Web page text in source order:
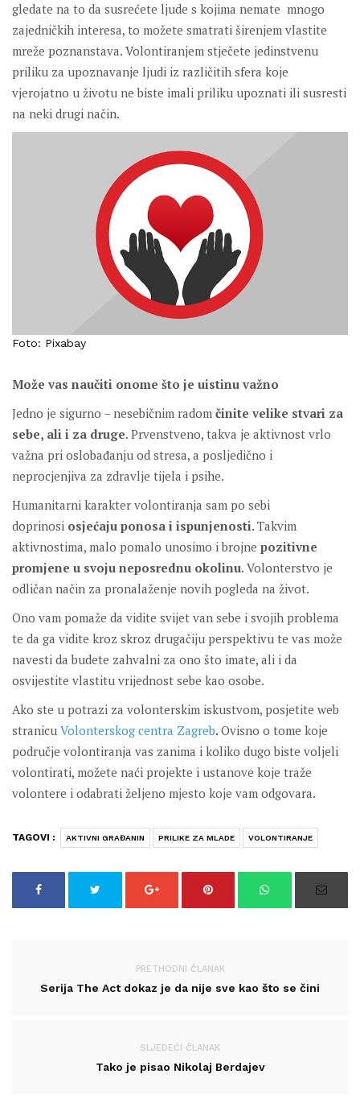
gledate na to da susrećete ljude s kojima nemate mnogo
zajedničkih interesa, to možete smatrati širenjem vlastite
mreže poznanstava. Volontiranjem stječete jedinstvenu
priliku za upoznavanje ljudi iz različitih sfera koje
vjerojatno u životu ne biste imali priliku upoznati ili susresti
na neki drugi način.
Foto: Pixabay
Može vas naučiti onome što je uistinu važno
Jedno je sigurno – nesebičnim radom činite velike stvari za
sebe, ali i za druge. Prvenstveno, takva je aktivnost vrlo
važna pri oslobađanju od stresa, a posljedično i
neprocjenjiva za zdravlje tijela i psihe.
Humanitarni karakter volontiranja sam po sebi
doprinosi osjećaju ponosa i ispunjenosti.Takvim
aktivnostima, malo pomalo unosimo i brojne pozitivne
promjene u svoju neposrednu okolinu. Volonterstvo je
odličan način za pronalaženje novih pogleda na život.
Ono vam pomaže da vidite svijet van sebe i svojih problema
te da ga vidite kroz skroz drugačiju perspektivu te vas može
navesti da budete zahvalni za ono što imate, ali i da
osvijestite vlastitu vrijednost sebe kao osobe.
Ako ste u potrazi za volonterskim iskustvom, posjetite web
stranicu Volonterskog centra Zagreb. Ovisno o tome koje
područje volontiranja vas zanima i koliko dugo biste voljeli
volontirati, možete naći projekte i ustanove koje traže
volontere i odabrati željeno mjesto koje vam odgovara.
TAGOVI : AKTIVNI GRAĐANIN PRILIKE ZA MLADE VOLONTIRANJE
PRETHODNI ČLANAK
Serija The Act dokaz je da nije sve kao što se čini
SLJEDEĆI ČLANAK
Tako je pisao Nikolaj Berdajev